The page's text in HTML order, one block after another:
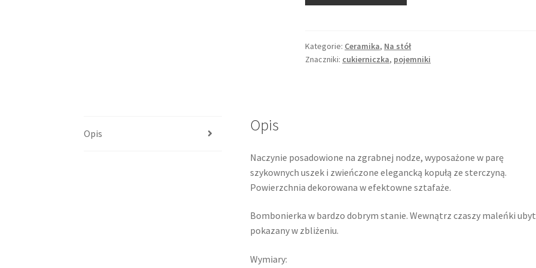
brązowa
dekoracja
Kategorie: Ceramika, Na stół
Znaczniki: cukierniczka, pojemniki
Opis Opis
Naczynie posadowione na zgrabnej nodze, wyposażone w parę
szykownych uszek i zwieńczone elegancką kopułą ze sterczyną.
Powierzchnia dekorowana w efektowne sztafaże.
Bombonierka w bardzo dobrym stanie. Wewnątrz czaszy maleńki
pokazany w zbliżeniu.
Wymiary: